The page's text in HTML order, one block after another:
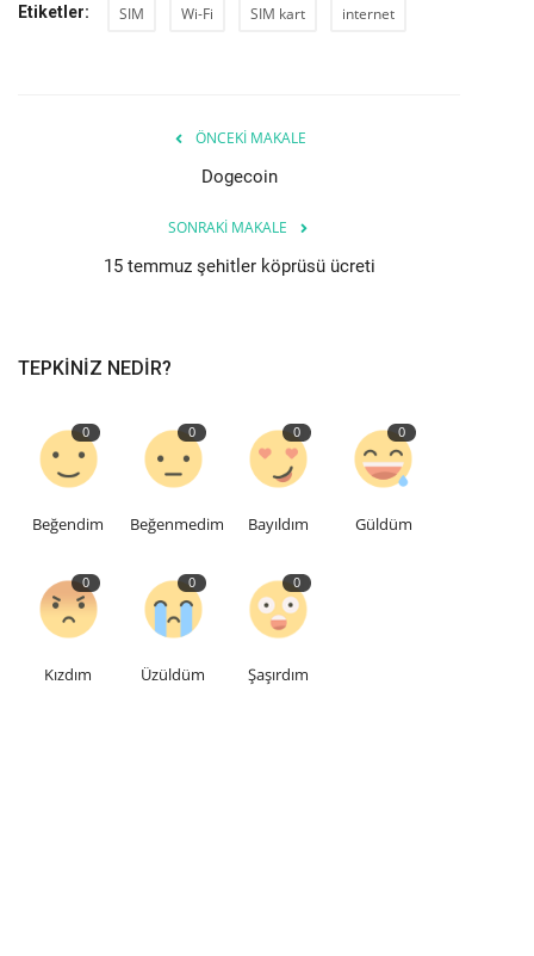
Etiketler: SIM Wi-Fi SIM kart internet
ÖNCEKI MAKALE
Dogecoin
SONRAKI MAKALE
15 temmuz şehitler köprüsü ücreti
TEPKINIZ NEDIR?
0
Beğendim
0
Beğenmedim
0
Bayıldım
0
Güldüm
0
Kızdım
0
Üzüldüm
0
Şaşırdım